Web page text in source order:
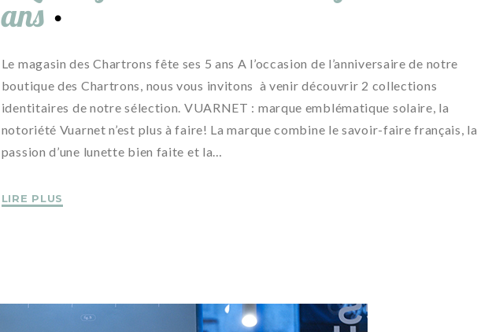
ans
Le magasin des Chartrons fête ses 5 ans A l’occasion de l’anniversaire de notre
boutique des Chartrons, nous vous invitons à venir découvrir 2 collections
identitaires de notre sélection. VUARNET : marque emblématique solaire, la
notoriété Vuarnet n’est plus à faire! La marque combine le savoir-faire français, la
passion d’une lunette bien faite et la…
LIRE PLUS